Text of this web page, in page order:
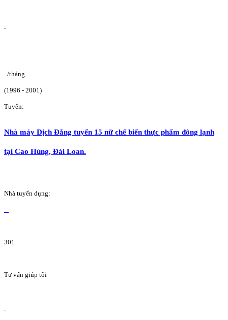
/tháng
(1996 - 2001)
Tuyển:
Nhà máy Dịch Đằng tuyển 15 nữ chế biến thực phẩm đông lạnh
tại Cao Hùng, Đài Loan.
Nhà tuyển dụng:
301
Tư vấn giúp tôi